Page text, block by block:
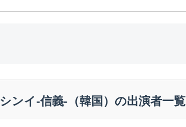
シンイ-信義-（韓国）の出演者一覧